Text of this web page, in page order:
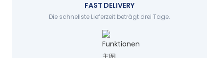
FAST DELIVERY
Die schnellste Lieferzeit beträgt drei Tage.